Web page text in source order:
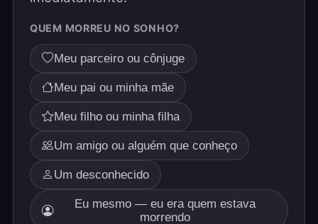
QUEM MORREU NO SONHO?
Meu parceiro ou cônjuge
Meu pai ou minha mãe
Meu filho ou minha filha
Um amigo ou alguém que conheço
Um desconhecido
Eu mesmo — eu era quem estava
morrendo